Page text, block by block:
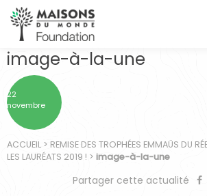
image-à-la-une
22
novembre
ACCUEIL > REMISE DES TROPHÉES EMMAÜS DU
LES LAURÉATS 2019 ! > image-à-la-une
Partager cette actualité